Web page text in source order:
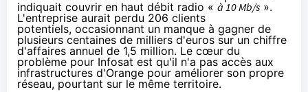
indiquait couvrir en haut débit radio « à 10 Mb/s ».
L'entreprise aurait perdu 206 clients
potentiels, occasionnant un manque à gagner de
plusieurs centaines de milliers d'euros sur un chiffre
d'affaires annuel de 1,5 million. Le cœur du
problème pour Infosat est qu'il n'a pas accès aux
infrastructures d'Orange pour améliorer son propre
réseau, pourtant sur le même territoire.